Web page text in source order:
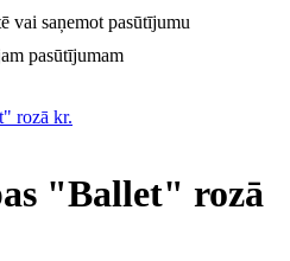
vai saņemot pasūtījumu
pasūtījumam
rozā kr.
"Ballet" rozā